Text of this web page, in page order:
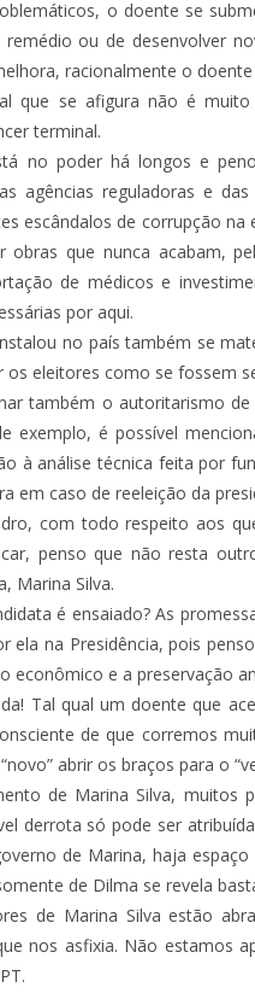
o doente se
ou de desenvolver
racionalmente o
que se afigura não é
terminal.
no poder há longos e
agências reguladoras e
escândalos de corrupção
obras que nunca acabam,
de médicos e
por aqui.
no país também se
os eleitores como se fossem
também o autoritarismo
exemplo, é possível
à análise técnica feita por
em caso de reeleição da
com todo respeito aos
penso que não resta
Marina Silva.
é ensaiado? As
ela na Presidência, pois
econômico e a preservação
Tal qual um doente que
de que corremos
abrir os braços para o
de Marina Silva, muitos
derrota só pode ser
de Marina, haja
de Dilma se revela
de Marina Silva estão
nos asfixia. Não estamos